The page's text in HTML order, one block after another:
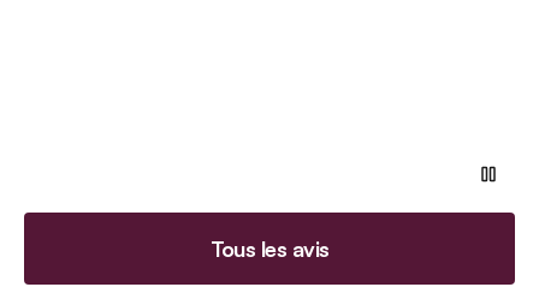
Tous les avis